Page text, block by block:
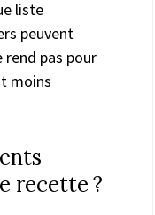
liste
peuvent
pas pour
moins
recette ?